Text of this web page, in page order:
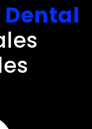
Dental